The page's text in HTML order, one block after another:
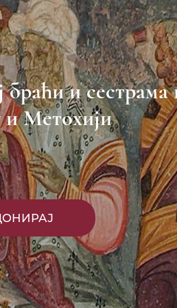
и сестрама
и Метохији